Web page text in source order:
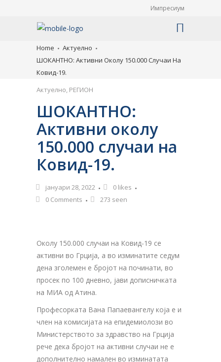
Импресиум
Home
Актуелно
ШОКАНТНО: Aктивни Околу 150.000 Случаи На
Ковид-19.
Актуелно, РЕГИОН
ШОКАНТНО:
Aктивни околу
150.000 случаи на
Ковид-19.
јануари 28, 2022 0 likes
0 Comments
273 seen
Околу 150.000 случаи на Ковид-19 се
активни во Грција, а во изминатите седум
дена зголемен е бројот на починати, во
просек по 100 дневно, јави дописничката
на МИА од Атина.
Професорката Вана Папаевангелу која е и
член на комисијата на епидемиолози во
Министерството за здравство на Грција
рече дека бројот на активни случаи не е
дополнително намален во изминатата